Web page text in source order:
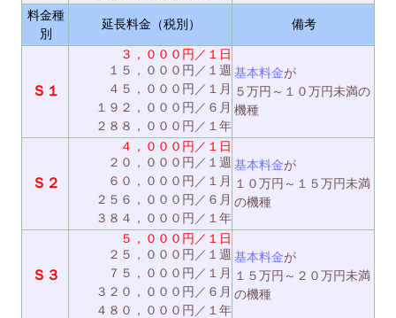
料金種
別
延長料金（税別） 備考
Ｓ１
３，０００円／１日
１５，０００円／１週
４５，０００円／１月
１９２，０００円／６月
２８８，０００円／１年
基本料金が
５万円～１０万円未満の
機種
Ｓ２
４，０００円／１日
２０，０００円／１週
６０，０００円／１月
２５６，０００円／６月
３８４，０００円／１年
基本料金が
１０万円～１５万円未満
の機種
Ｓ３
５，０００円／１日
２５，０００円／１週
７５，０００円／１月
３２０，０００円／６月
４８０，０００円／１年
基本料金が
１５万円～２０万円未満
の機種